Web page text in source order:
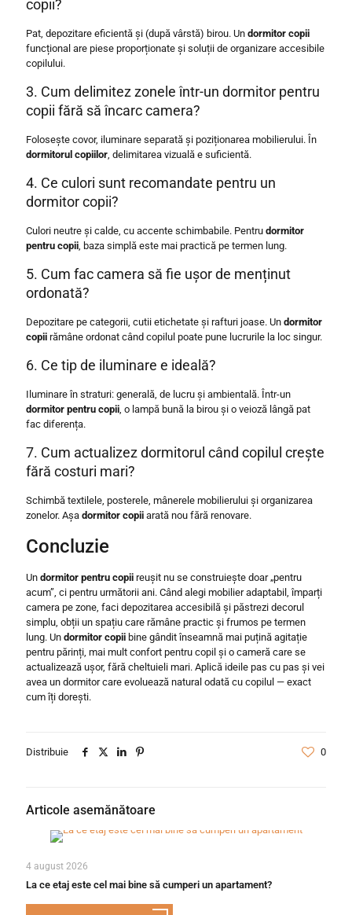
copii?
Pat, depozitare eficientă și (după vârstă) birou. Un dormitor copii
funcțional are piese proporționate și soluții de organizare accesibile
copilului.
3. Cum delimitez zonele într-un dormitor pentru
copii fără să încarc camera?
Folosește covor, iluminare separată și poziționarea mobilierului. În
dormitorul copiilor , delimitarea vizuală e suficientă.
4. Ce culori sunt recomandate pentru un
dormitor copii?
Culori neutre și calde, cu accente schimbabile. Pentru dormitor
pentru copii , baza simplă este mai practică pe termen lung.
5. Cum fac camera să fie ușor de menținut
ordonată?
Depozitare pe categorii, cutii etichetate și rafturi joase. Un dormitor
copii rămâne ordonat când copilul poate pune lucrurile la loc singur.
6. Ce tip de iluminare e ideală?
Iluminare în straturi: generală, de lucru și ambientală. Într-un
dormitor pentru copii , o lampă bună la birou și o veioză lângă pat
fac diferența.
7. Cum actualizez dormitorul când copilul crește
fără costuri mari?
Schimbă textilele, posterele, mânerele mobilierului și organizarea
zonelor. Așa dormitor copii arată nou fără renovare.
Concluzie
Un dormitor pentru copii reușit nu se construiește doar „pentru
acum”, ci pentru următorii ani. Când alegi mobilier adaptabil, împarți
camera pe zone, faci depozitarea accesibilă și păstrezi decorul
simplu, obții un spațiu care rămâne practic și frumos pe termen
lung. Un dormitor copii bine gândit înseamnă mai puțină agitație
pentru părinți, mai mult confort pentru copil și o cameră care se
actualizează ușor, fără cheltuieli mari. Aplică ideile pas cu pas și vei
avea un dormitor care evoluează natural odată cu copilul — exact
cum îți dorești.
Distribuie 0
Articole asemănătoare
4 august 2026
La ce etaj este cel mai bine să cumperi un apartament?